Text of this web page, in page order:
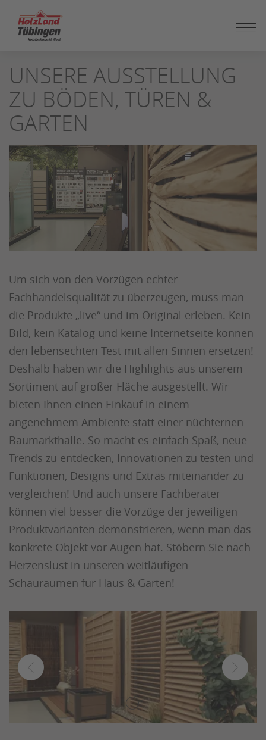
SEITENINHALT
SPRINGEN
UNSERE AUSSTELLUNG
ZU BÖDEN, TÜREN &
GARTEN
Um sich von den Vorzügen echter
Fachhandelsqualität zu überzeugen, muss man
die Produkte „live“ und im Original erleben. Kein
Bild, kein Katalog und keine Internetseite können
den lebensechten Test mit allen Sinnen ersetzen!
Deshalb haben wir die Highlights aus unserem
Sortiment auf großer Fläche ausgestellt. Wir
bieten Ihnen einen Einkauf in einem
angenehmem Ambiente statt einer nüchternen
Baumarkthalle. So macht es einfach Spaß, neue
Trends zu entdecken, Innovationen zu testen und
Funktionen, Designs und Extras miteinander zu
vergleichen! Und auch unsere Fachberater
können viel besser die Vorzüge der jeweiligen
Produktvarianten demonstrieren, wenn man das
konkrete Objekt vor Augen hat. Stöbern Sie nach
Herzenslust in unseren weitläufigen
Schauräumen für Haus & Garten!